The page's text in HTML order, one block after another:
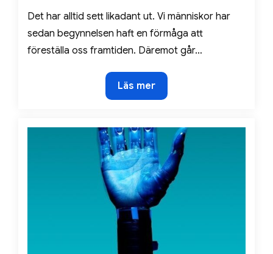
Det har alltid sett likadant ut. Vi människor har
sedan begynnelsen haft en förmåga att
föreställa oss framtiden. Däremot går…
Det
ovissa
Läs mer